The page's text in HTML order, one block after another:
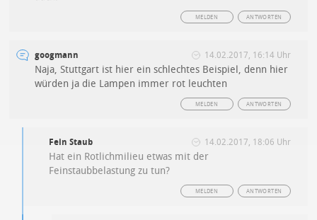
ANTWORTEN
MELDEN
googmann 14.02.2017, 16:14 Uhr
Naja, Stuttgart ist hier ein schlechtes Beispiel, denn hier
würden ja die Lampen immer rot leuchten
ANTWORTEN
MELDEN
Fein Staub 14.02.2017, 18:06 Uhr
Hat ein Rotlichmilieu etwas mit der
Feinstaubbelastung zu tun?
ANTWORTEN
MELDEN